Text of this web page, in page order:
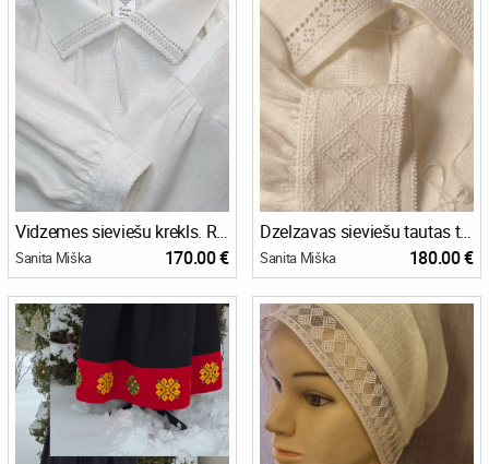
Vidzemes sieviešu krekls. Rauna.
Sanita Miška 170.00 €
Dzelzavas sieviešu tautas tērpa krekls
Sanita Miška 180.00 €